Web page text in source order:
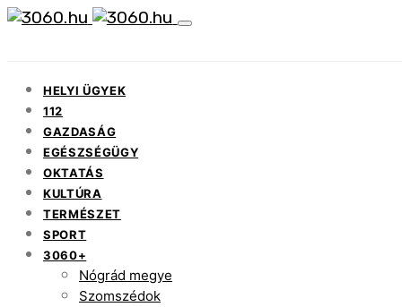
HELYI ÜGYEK
112
GAZDASÁG
EGÉSZSÉGÜGY
OKTATÁS
KULTÚRA
TERMÉSZET
SPORT
3060+
Nógrád megye
Szomszédok